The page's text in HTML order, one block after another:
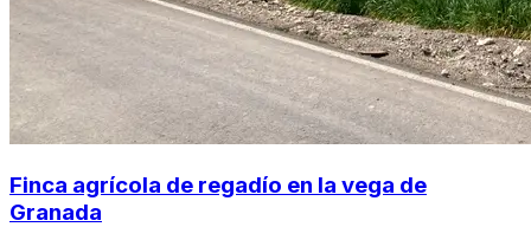
Finca agrícola de regadío en la vega de
Granada